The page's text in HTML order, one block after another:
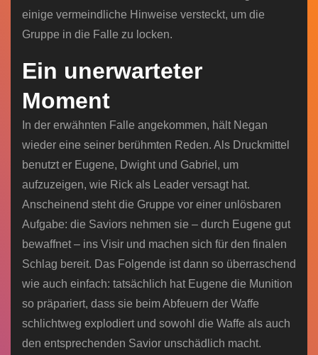
einige vermeindliche Hinweise versteckt, um die
Gruppe in die Falle zu locken.
Ein unerwarteter
Moment
In der erwähnten Falle angekommen, hält Negan
wieder eine seiner berühmten Reden. Als Druckmittel
benutzt er Eugene, Dwight und Gabriel, um
aufzuzeigen, wie Rick als Leader versagt hat.
Anscheinend steht die Gruppe vor einer unlösbaren
Aufgabe: die Saviors nehmen sie – durch Eugene gut
bewaffnet – ins Visir und machen sich für den finalen
Schlag bereit. Das Folgende ist dann so überraschend
wie auch einfach: tatsächlich hat Eugene die Munition
so präpariert, dass sie beim Abfeuern der Waffe
schlichtweg explodiert und sowohl die Waffe als auch
den entsprechenden Savior unschädlich macht.